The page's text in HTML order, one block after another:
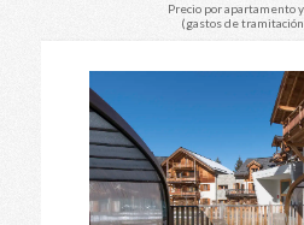
Precio por apartamento
(gastos de